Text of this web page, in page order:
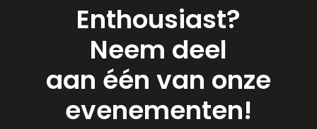
Enthousiast?
Neem deel
aan één van onze
evenementen!